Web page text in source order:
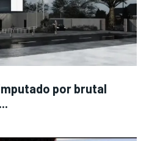
por brutal